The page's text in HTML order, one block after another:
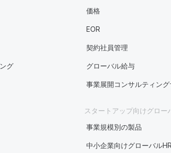
グ
価格
EOR
契約社員管理
グローバル給与
事業展開コンサルティング
スタートアップ向けグロー
事業規模別の製品
中小企業向けグローバルHR